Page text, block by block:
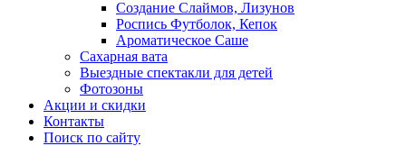
Создание Слаймов, Лизунов
Роспись Футболок, Кепок
Ароматическое Саше
Сахарная вата
Выездные спектакли для детей
Фотозоны
Акции и скидки
Контакты
Поиск по сайту